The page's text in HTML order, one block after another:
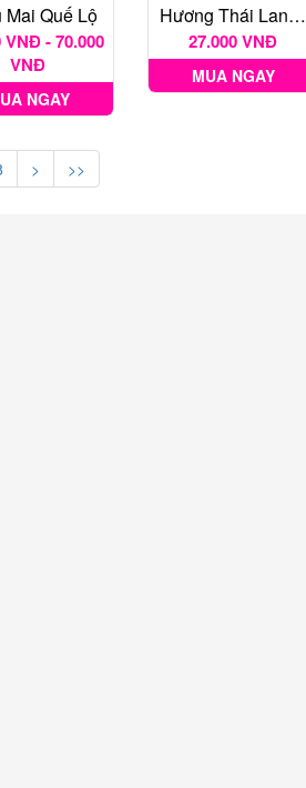
Mai Quế Lộ
VNĐ - 70.000
VNĐ
NGAY
Hương Thái Lan 30ml - Bơ Sữa
27.000 VNĐ
MUA NGAY
> >>